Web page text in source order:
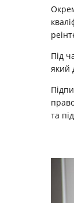
Під
який
та